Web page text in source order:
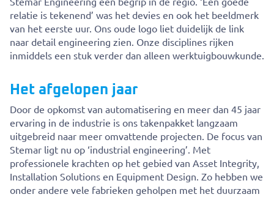
relatie is tekenend’ was het devies en ook het beeldmerk
van het eerste uur. Ons oude logo liet duidelijk de link
naar detail engineering zien. Onze disciplines rijken
inmiddels een stuk verder dan alleen werktuigbouwkunde.
Het afgelopen jaar
Door de opkomst van automatisering en meer dan 45 jaar
ervaring in de industrie is ons takenpakket langzaam
uitgebreid naar meer omvattende projecten. De focus van
Stemar ligt nu op ‘industrial engineering’. Met
professionele krachten op het gebied van Asset Integrity,
Installation Solutions en Equipment Design. Zo hebben we
onder andere vele fabrieken geholpen met het duurzaam